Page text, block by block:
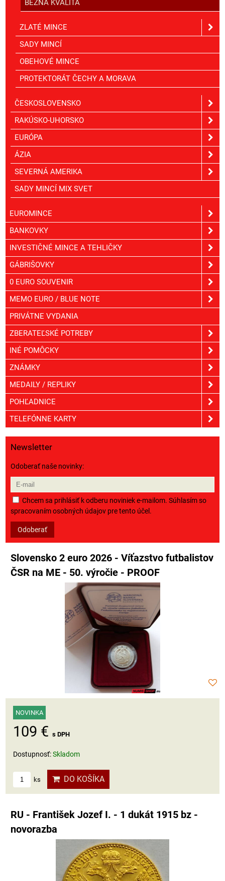
BEŽNÁ KVALITA
ZLATÉ MINCE
SADY MINCÍ
OBEHOVÉ MINCE
PROTEKTORÁT ČECHY A MORAVA
ČESKOSLOVENSKO
RAKÚSKO-UHORSKO
EURÓPA
ÁZIA
SEVERNÁ AMERIKA
SADY MINCÍ MIX SVET
EUROMINCE
BANKOVKY
INVESTIČNÉ MINCE A TEHLIČKY
GÁBRIŠOVKY
0 EURO SOUVENIR
MEMO EURO / BLUE NOTE
PRIVÁTNE VYDANIA
ZBERATEĽSKÉ POTREBY
INÉ POMÔCKY
ZNÁMKY
MEDAILY / REPLIKY
POHĽADNICE
TELEFÓNNE KARTY
Newsletter
Odoberať naše novinky:
Chcem sa prihlásiť k odberu noviniek e-mailom. Súhlasím so
spracovaním osobných údajov pre tento účel.
Odoberať
Slovensko 2 euro 2026 - Víťazstvo futbalistov
ČSR na ME - 50. výročie - PROOF
NOVINKA
109 € s DPH
Dostupnosť:Skladom
ks DO KOŠÍKA
RU - František Jozef I. - 1 dukát 1915 bz -
novorazba